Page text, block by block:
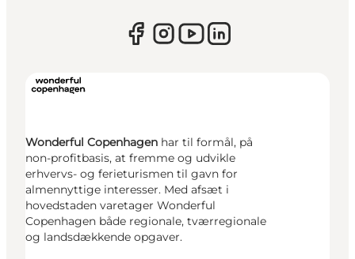
Wonderful Copenhagen har til formål, på
non-profitbasis, at fremme og udvikle
erhvervs- og ferieturismen til gavn for
almennyttige interesser. Med afsæt i
hovedstaden varetager Wonderful
Copenhagen både regionale, tværregionale
og landsdækkende opgaver.